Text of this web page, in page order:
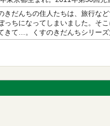
きだんちの住人たちは、旅行な
っちになってしまいました。そ
きて…。くすのきだんちシリー